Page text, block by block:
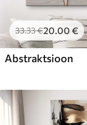
33.33€20.00 €
Abstraktsioon